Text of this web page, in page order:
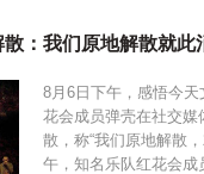
：我们原地解散就此
8月6日下午，感悟今
花会成员弹壳在社交媒
散，称“我们原地解散
午，知名乐队红花会成